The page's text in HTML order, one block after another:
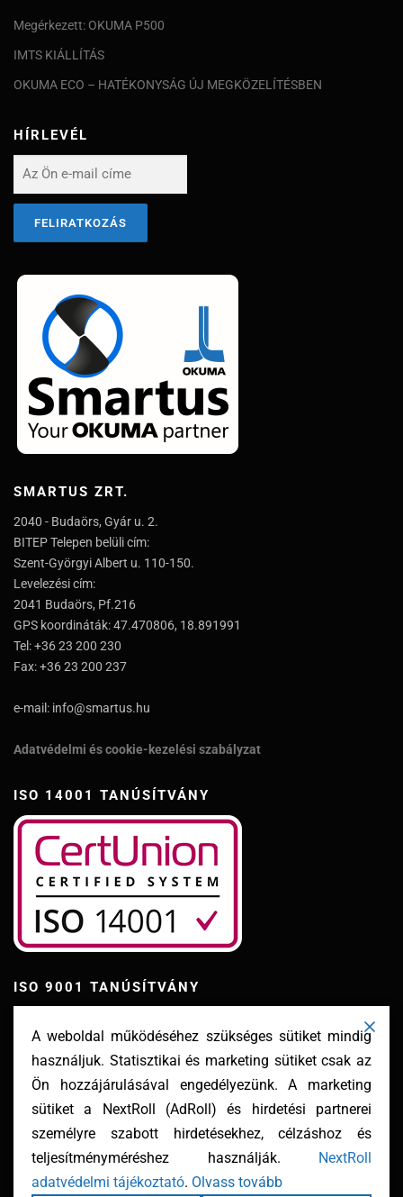
Megérkezett: OKUMA P500
IMTS KIÁLLÍTÁS
OKUMA ECO – HATÉKONYSÁG ÚJ MEGKÖZELÍTÉSBEN
HÍRLEVÉL
SMARTUS ZRT.
2040 - Budaörs, Gyár u. 2.
BITEP Telepen belüli cím:
Szent-Györgyi Albert u. 110-150.
Levelezési cím:
2041 Budaörs, Pf.216
GPS koordináták: 47.470806, 18.891991
Tel: +36 23 200 230
Fax: +36 23 200 237
e-mail: info@smartus.hu
Adatvédelmi és cookie-kezelési szabályzat
ISO 14001 TANÚSÍTVÁNY
ISO 9001 TANÚSÍTVÁNY
A weboldal működéséhez szükséges sütiket mindig
használjuk. Statisztikai és marketing sütiket csak az
Ön hozzájárulásával engedélyezünk. A marketing
sütiket a NextRoll (AdRoll) és hirdetési partnerei
személyre szabott hirdetésekhez, célzáshoz és
teljesítményméréshez használják. NextRoll
adatvédelmi tájékoztató. Olvass tovább